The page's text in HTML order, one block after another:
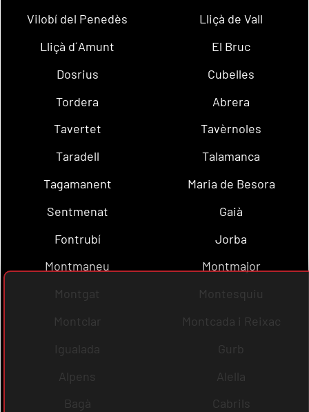
Vilobí del Penedès
Lliçà de Vall
Lliçà d´Amunt
El Bruc
Dosrius
Cubelles
Tordera
Abrera
Tavertet
Tavèrnoles
Taradell
Talamanca
Tagamanent
Maria de Besora
Sentmenat
Gaià
Fontrubí
Jorba
Montmaneu
Montmajor
Montgat
Montesquiu
Montclar
Montcada i Reixac
Igualada
Gurb
Alpens
Alella
Bagà
Cabrils